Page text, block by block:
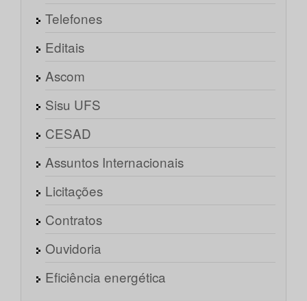
Telefones
Editais
Ascom
Sisu UFS
CESAD
Assuntos Internacionais
Licitações
Contratos
Ouvidoria
Eficiência energética